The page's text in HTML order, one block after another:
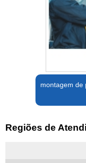
montagem de
Regiões de